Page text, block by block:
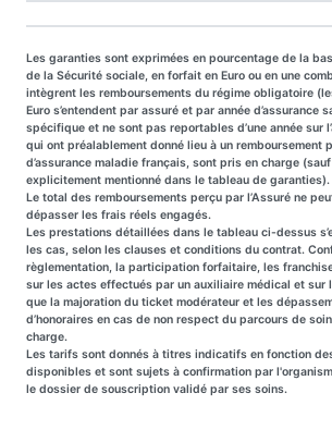
Les garanties sont exprimées en pourcentage de la
de la Sécurité sociale, en forfait en Euro ou en une
intègrent les remboursements du régime obligatoire
Euro s’entendent par assuré et par année d’assurance
spécifique et ne sont pas reportables d’une année sur
qui ont préalablement donné lieu à un remboursement
d’assurance maladie français, sont pris en charge
explicitement mentionné dans le tableau de garanties).
Le total des remboursements perçu par l’Assuré ne
dépasser les frais réels engagés.
Les prestations détaillées dans le tableau ci-dessus
les cas, selon les clauses et conditions du contrat.
règlementation, la participation forfaitaire, les
sur les actes effectués par un auxiliaire médical et sur
que la majoration du ticket modérateur et les
d’honoraires en cas de non respect du parcours de
charge.
Les tarifs sont donnés à titres indicatifs en fonction
disponibles et sont sujets à confirmation par
le dossier de souscription validé par ses soins.